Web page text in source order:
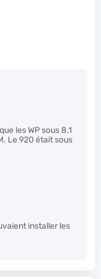
les WP sous 8.1
Le 920 était sous
installer les